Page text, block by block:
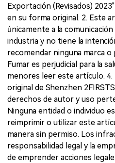
Exportación (Revisados)
en su forma original. 2. Este
únicamente a la
industria y no tiene la
recomendar ninguna marca
Fumar es perjudicial para la
menores leer este artículo.
original de Shenzhen
derechos de autor y uso
Ninguna entidad o individuo
reimprimir o utilizar este
manera sin permiso. Los
responsabilidad legal y la
de emprender acciones